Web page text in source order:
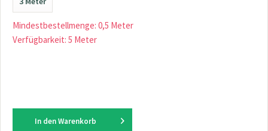
Mindestbestellmenge: 0,5 Meter
Verfügbarkeit: 5 Meter
In den Warenkorb